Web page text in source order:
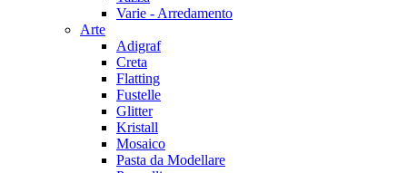
Varie - Arredamento
Arte
Adigraf
Creta
Flatting
Fustelle
Glitter
Kristall
Mosaico
Pasta da Modellare